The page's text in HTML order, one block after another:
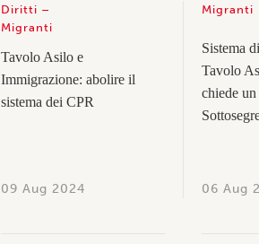
Diritti
Migranti
Tavolo Asilo e
Immigrazione: abolire il
sistema dei CPR
09 Aug 2024
Migranti
Sistema
Tavolo
chiede
06 Aug